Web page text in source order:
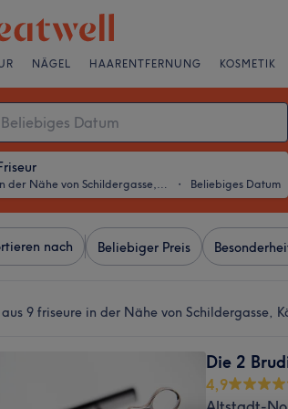
NÄGEL HAARENTFERNUNG KOSMETIK
in der Nähe von Schildergasse, Köln ・ Beliebiges Datum
nach Beliebiger Preis
9 friseure in der Nähe von Schildergasse,
Die 2
4,9